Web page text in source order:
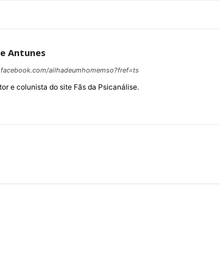
Antunes
ailhadeumhomemso?fref=ts
e colunista do site Fãs da Psicanálise.